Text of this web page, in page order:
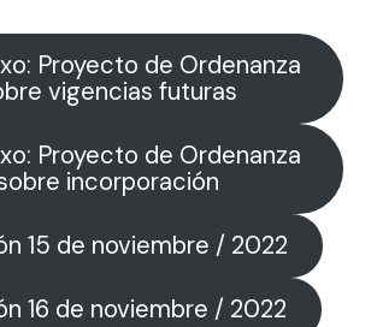
Proyecto de Ordenanza
vigencias futuras
Proyecto de Ordenanza
incorporación
15 de noviembre / 2022
16 de noviembre / 2022